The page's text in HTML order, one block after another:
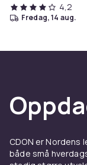
4,2
fredag, 14 aug.
CDON er Nordens
både små